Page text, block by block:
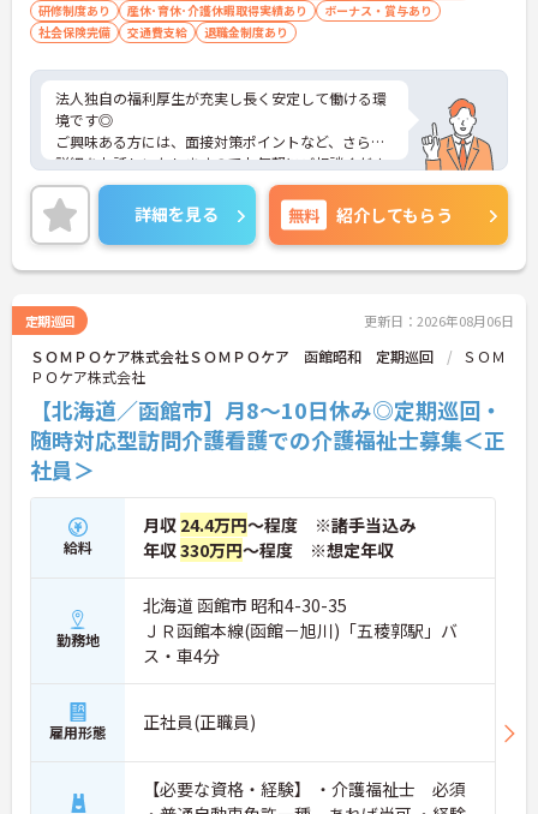
研修制度あり
産休･育休･介護休暇取得実績あり
ボーナス・賞与あり
社会保険完備
交通費支給 退職金制度あり
法人独自の福利厚生が充実し長く安定して働ける環
境です◎
ご興味ある方には、面接対策ポイントなど、さらに
詳細をお話しいたしますのでお気軽にご相談くださ
い！
詳細を見る 無料 紹介してもらう
定期巡回 更新日：2026年08月06日
ＳＯＭＰＯケア株式会社ＳＯＭＰＯケア 函館昭和 定期巡回
ＳＯＭ
ＰＯケア株式会社
【北海道／函館市】月8～10日休み◎定期巡回・
随時対応型訪問介護看護での介護福祉士募集＜正
社員＞
給料
月収 24.4万円～程度 ※諸手当込み
年収330万円～程度 ※想定年収
勤務地
北海道 函館市 昭和4-30-35
ＪＲ函館本線(函館－旭川)「五稜郭駅」バ
ス・車4分
雇用形態 正社員(正職員)
【必要な資格・経験】 ・介護福祉士 必須